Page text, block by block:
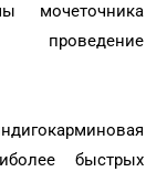
мочеточника
проведение
быстрых